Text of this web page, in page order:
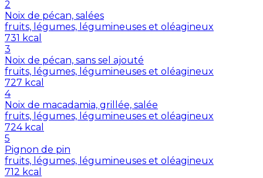
2
Noix de pécan, salées
fruits, légumes, légumineuses et oléagineux
731 kcal
3
Noix de pécan, sans sel ajouté
fruits, légumes, légumineuses et oléagineux
727 kcal
4
Noix de macadamia, grillée, salée
fruits, légumes, légumineuses et oléagineux
724 kcal
5
Pignon de pin
fruits, légumes, légumineuses et oléagineux
712 kcal